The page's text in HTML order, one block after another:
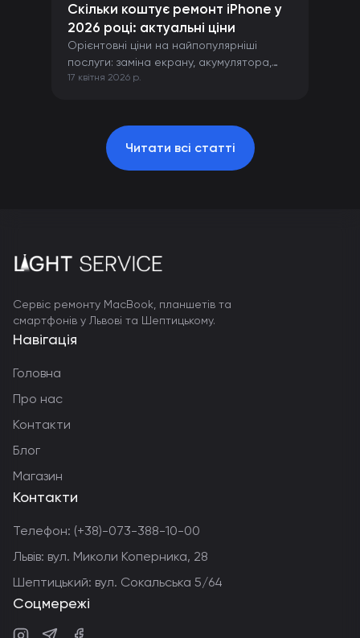
Скільки коштує ремонт iPhone у
2026 році: актуальні ціни
Орієнтовні ціни на найпопулярніші
послуги: заміна екрану, акумулятора,
камери та інших компонентів iPhone.
17 квітня 2026 р.
Читати всі статті
Сервіс ремонту MacBook, планшетів та
смартфонів у Львові та Шептицькому.
Навігація
Головна
Про нас
Контакти
Блог
Магазин
Контакти
Телефон: (+38)-073-388-10-00
Львів: вул. Миколи Коперника, 28
Шептицький: вул. Сокальська 5/64
Соцмережі